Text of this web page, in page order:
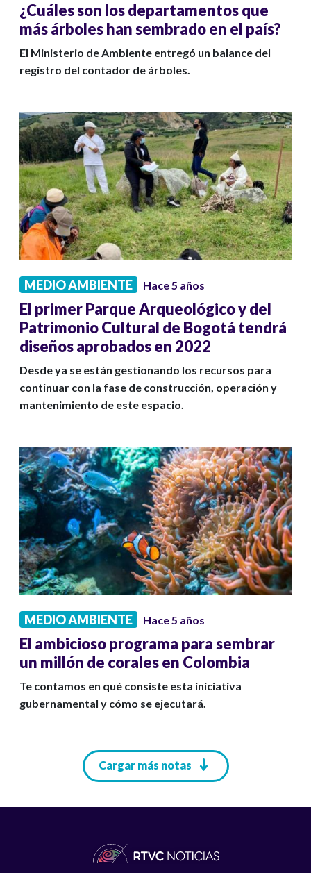
¿Cuáles son los departamentos que
más árboles han sembrado en el país?
El Ministerio de Ambiente entregó un balance del
registro del contador de árboles.
MEDIO AMBIENTE Hace 5 años
El primer Parque Arqueológico y del
Patrimonio Cultural de Bogotá tendrá
diseños aprobados en 2022
Desde ya se están gestionando los recursos para
continuar con la fase de construcción, operación y
mantenimiento de este espacio.
MEDIO AMBIENTE Hace 5 años
El ambicioso programa para sembrar
un millón de corales en Colombia
Te contamos en qué consiste esta iniciativa
gubernamental y cómo se ejecutará.
Cargar más notas